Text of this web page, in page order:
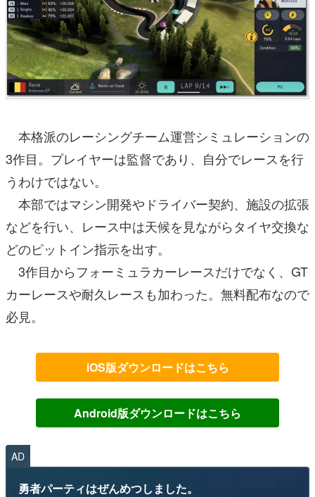
本格派のレーシングチーム運営シミュレーションの
3作目。プレイヤーは監督であり、自分でレースを行
うわけではない。
本部ではマシン開発やドライバー契約、施設の拡張
などを行い、レース中は天候を見ながらタイヤ交換な
どのピットイン指示を出す。
3作目からフォーミュラカーレースだけでなく、GT
カーレースや耐久レースも加わった。無料配布なので
必見。
iOS版ダウンロードはこちら
Android版ダウンロードはこちら
AD
勇者パーティはぜんめつしました。